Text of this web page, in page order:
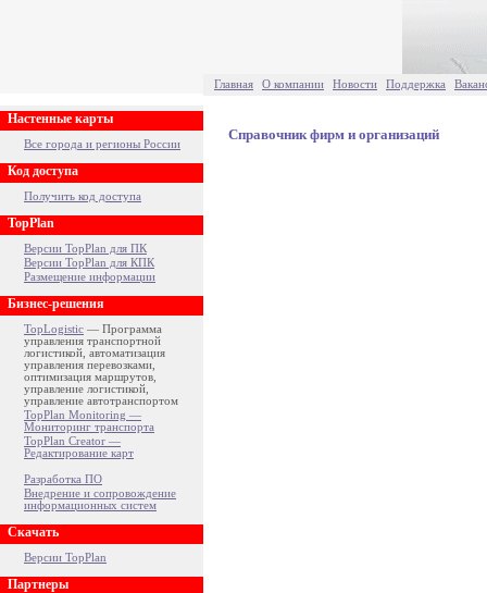
Главная О компании Новости Поддержка
Настенные карты
Все города и регионы России
Код доступа
Получить код доступа
TopPlan
Версии TopPlan для ПК
Версии TopPlan для КПК
Размещение информации
Бизнес-решения
TopLogistic — Программа
управления транспортной
логистикой, автоматизация
управления перевозками,
оптимизация маршрутов,
управление логистикой,
управление автотранспортом
TopPlan Monitoring —
Мониторинг транспорта
TopPlan Creator —
Редактирование карт
Разработка ПО
Внедрение и сопровождение
информационных систем
Скачать
Версии TopPlan
Партнеры
Справочник фирм и организаций